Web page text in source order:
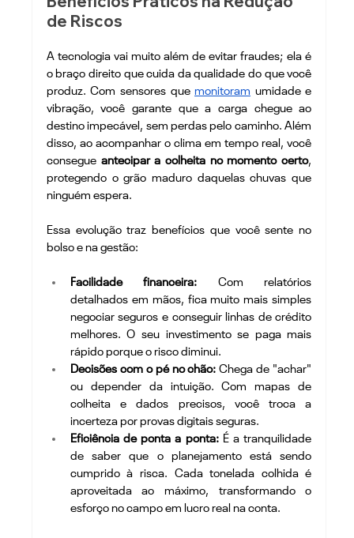
de Riscos
A tecnologia vai muito além de evitar fraudes; ela é
o braço direito que cuida da qualidade do que você
produz. Com sensores que monitoram umidade e
vibração, você garante que a carga chegue ao
destino impecável, sem perdas pelo caminho. Além
disso, ao acompanhar o clima em tempo real, você
consegue antecipar a colheita no momento certo,
protegendo o grão maduro daquelas chuvas que
ninguém espera.
Essa evolução traz benefícios que você sente no
bolso e na gestão:
Facilidade financeira: Com relatórios
detalhados em mãos, fica muito mais simples
negociar seguros e conseguir linhas de crédito
melhores. O seu investimento se paga mais
rápido porque o risco diminui.
Decisões com o pé no chão: Chega de "achar"
ou depender da intuição. Com mapas de
colheita e dados precisos, você troca a
incerteza por provas digitais seguras.
Eficiência de ponta a ponta: É a tranquilidade
de saber que o planejamento está sendo
cumprido à risca. Cada tonelada colhida é
aproveitada ao máximo, transformando o
esforço no campo em lucro real na conta.